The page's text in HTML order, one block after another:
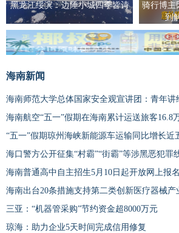
黑龙江绥滨：边陲小城四季皆诗
骑行博主
到
海南新闻
海南师范大学总体国家安全观宣讲团：青年讲
海南航空“五一”假期在海南累计运送旅客16.8
“五一”假期琼州海峡新能源车运输同比增长近
海口警方公开征集“村霸”“街霸”等涉黑恶犯罪
海南普通高中自主招生5月10日起开放网上报名
海南出台20条措施支持第二类创新医疗器械产
三亚：“机器管采购”节约资金超8000万元
琼海：助力企业5天时间完成信用修复